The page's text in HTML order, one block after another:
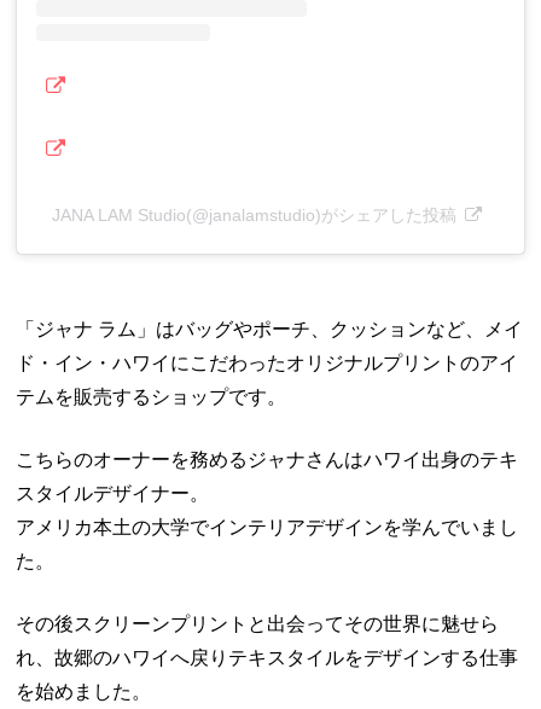
JANA LAM Studio(@janalamstudio)がシェアした投稿
「ジャナ ラム」はバッグやポーチ、クッションなど、メイ
ド・イン・ハワイにこだわったオリジナルプリントのアイ
テムを販売するショップです。
こちらのオーナーを務めるジャナさんはハワイ出身のテキ
スタイルデザイナー。
アメリカ本土の大学でインテリアデザインを学んでいまし
た。
その後スクリーンプリントと出会ってその世界に魅せら
れ、故郷のハワイへ戻りテキスタイルをデザインする仕事
を始めました。